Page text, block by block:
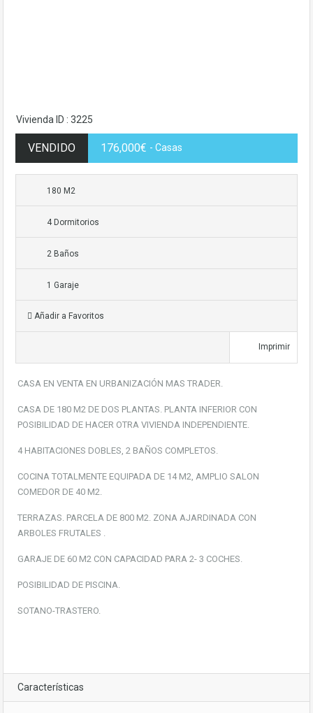
Vivienda ID : 3225
VENDIDO 176,000€ - Casas
180 M2
4 Dormitorios
2 Baños
1 Garaje
Añadir a Favoritos
Imprimir
CASA EN VENTA EN URBANIZACIÓN MAS TRADER.
CASA DE 180 M2 DE DOS PLANTAS. PLANTA INFERIOR CON
POSIBILIDAD DE HACER OTRA VIVIENDA INDEPENDIENTE.
4 HABITACIONES DOBLES, 2 BAÑOS COMPLETOS.
COCINA TOTALMENTE EQUIPADA DE 14 M2, AMPLIO SALON
COMEDOR DE 40 M2.
TERRAZAS. PARCELA DE 800 M2. ZONA AJARDINADA CON
ARBOLES FRUTALES .
GARAJE DE 60 M2 CON CAPACIDAD PARA 2- 3 COCHES.
POSIBILIDAD DE PISCINA.
SOTANO-TRASTERO.
Características